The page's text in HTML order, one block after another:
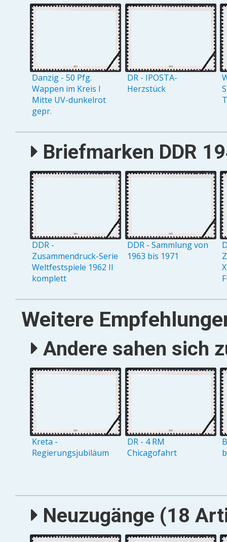
Danzig - 50 Pfg.
Wappen im Kreis I
Mitte UV-dunkelrot
gepr.
DR - IPOSTA-
Herzstück
Briefmarken DDR
DDR -
Zusammendruck-Serie
Weltfestspiele 1962 II
komplett
DDR - Sammlung von
1963 bis 1971
Weitere
Andere sahen sich
Kreta -
Regierungsjubiläum
DR - 4 RM
Chicagofahrt
Neuzugänge (18